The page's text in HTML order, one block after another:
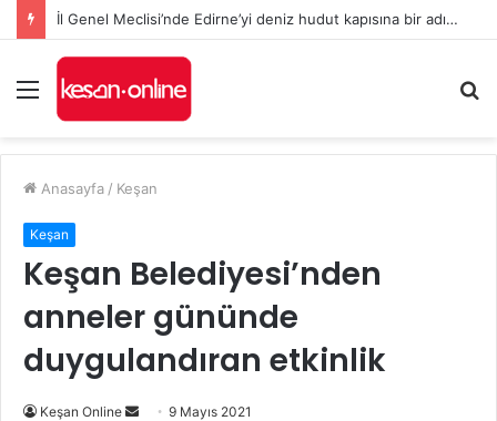
İl Genel Meclisi’nde Edirne’yi deniz hudut kapısına bir adım daha yaklaştıran Enez Limanı kararı
Menü
...
Anasayfa / Keşan
Keşan
Keşan Belediyesi’nden
anneler gününde
duygulandıran etkinlik
Keşan Online
Bir
9 Mayıs 2021